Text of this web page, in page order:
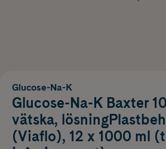
Glucose-Na-K
Glucose-Na-K Baxter
vätska,
(Viaflo), 12 x 1000 ml